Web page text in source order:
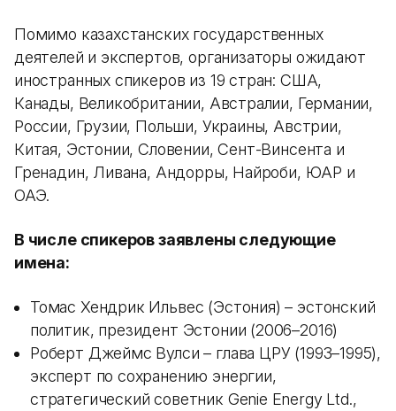
Помимо казахстанских государственных
деятелей и экспертов, организаторы ожидают
иностранных спикеров из 19 стран: США,
Канады, Великобритании, Австралии, Германии,
России, Грузии, Польши, Украины, Австрии,
Китая, Эстонии, Словении, Сент-Винсента и
Гренадин, Ливана, Андорры, Найроби, ЮАР и
ОАЭ.
В числе спикеров заявлены следующие
имена:
Томас Хендрик Ильвес (Эстония) – эстонский
политик, президент Эстонии (2006–2016)
Роберт Джеймс Вулси – глава ЦРУ (1993–1995),
эксперт по сохранению энергии,
стратегический советник Genie Energy Ltd.,